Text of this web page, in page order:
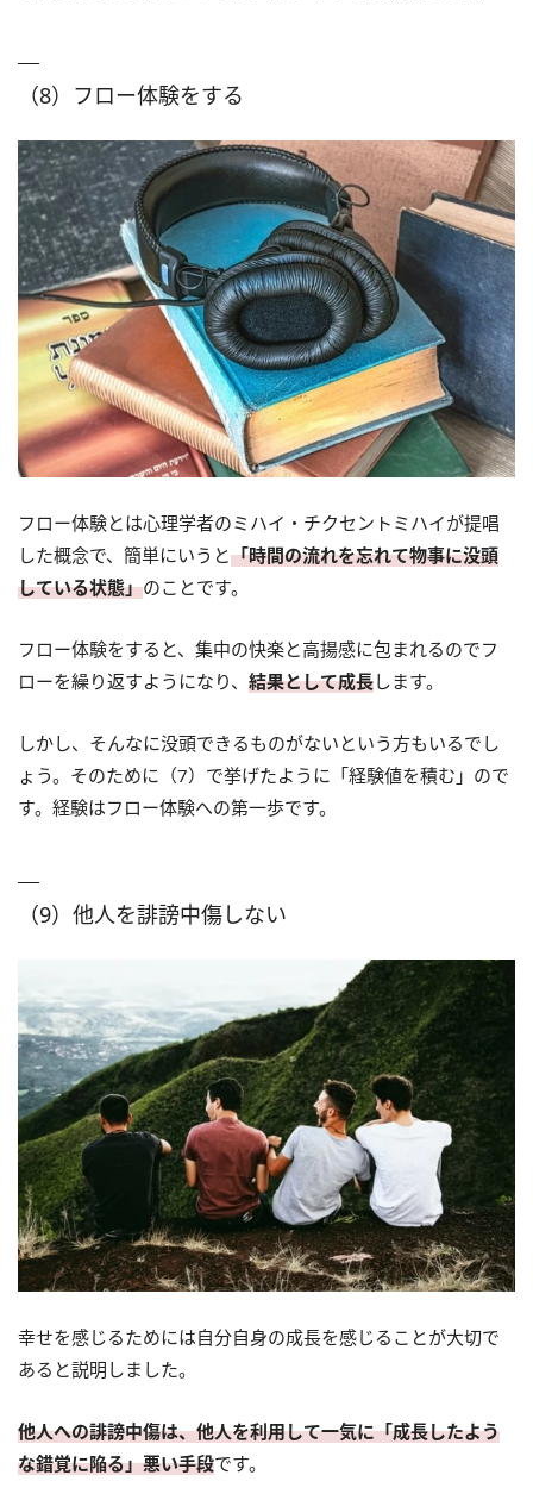
（8）フロー体験をする
フロー体験とは心理学者のミハイ・チクセントミハイが提唱
した概念で、簡単にいうと「時間の流れを忘れて物事に没頭
している状態」のことです。
フロー体験をすると、集中の快楽と高揚感に包まれるのでフ
ローを繰り返すようになり、 結果として成長します。
しかし、そんなに没頭できるものがないという方もいるでし
ょう。そのために（7）で挙げたように「経験値を積む」ので
す。経験はフロー体験への第一歩です。
（9）他人を誹謗中傷しない
幸せを感じるためには自分自身の成長を感じることが大切で
あると説明しました。
他人への誹謗中傷は、他人を利用して一気に「成長したよう
な錯覚に陥る」悪い手段です。